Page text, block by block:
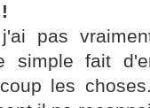
pas
simple fait
les